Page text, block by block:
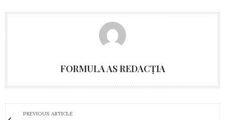
FORMULA AS REDACȚIA
PREVIOUS ARTICLE